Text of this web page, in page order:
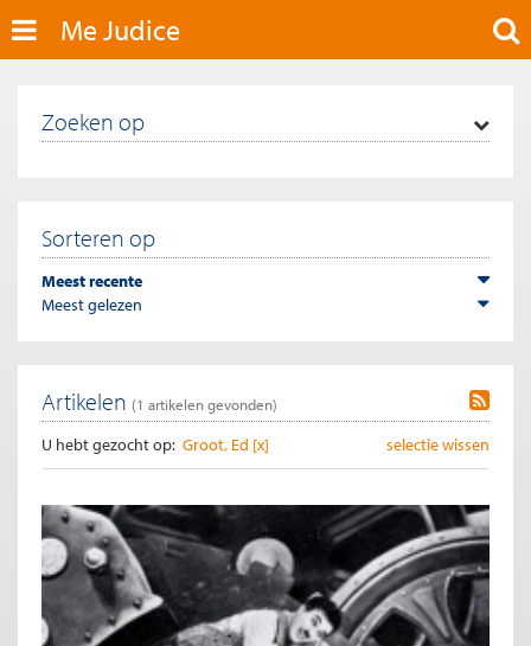
Me Judice
Zoeken op
Sorteren op
Meest recente
Meest gelezen
Artikelen (1 artikelen gevonden)
U hebt gezocht op: selectie wissen
Groot, Ed [x]